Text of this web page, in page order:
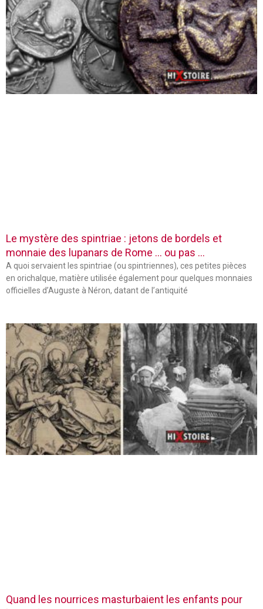
Le mystère des spintriae : jetons de bordels et
monnaie des lupanars de Rome … ou pas …
A quoi servaient les spintriae (ou spintriennes), ces petites pièces
en orichalque, matière utilisée également pour quelques monnaies
officielles d’Auguste à Néron, datant de l’antiquité
Quand les nourrices masturbaient les enfants pour